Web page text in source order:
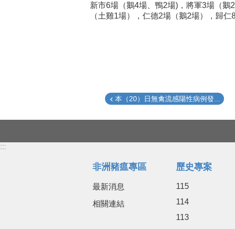
新市6場（鵝4場、鴨2場)，將軍3場（
（土雞1場），仁德2場（鵝2場），歸
本（20）日無禽流感陽性病例發...
:::
非洲豬瘟專區
最新消息
相關連結
歷史專案
115
114
113